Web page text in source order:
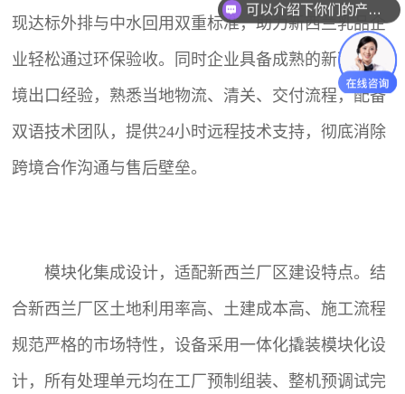
现达标外排与中水回用双重标准，助力新西兰乳品企
业轻松通过环保验收。同时企业具备成熟的新西兰跨
境出口经验，熟悉当地物流、清关、交付流程，配备
双语技术团队，提供24小时远程技术支持，彻底消除
跨境合作沟通与售后壁垒。
模块化集成设计，适配新西兰厂区建设特点。结
合新西兰厂区土地利用率高、土建成本高、施工流程
规范严格的市场特性，设备采用一体化撬装模块化设
计，所有处理单元均在工厂预制组装、整机预调试完
可以介绍下你们的产品么？